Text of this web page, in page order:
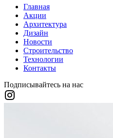
Главная
Акции
Архитектура
Дизайн
Новости
Строительство
Технологии
Контакты
Подписывайтесь на нас